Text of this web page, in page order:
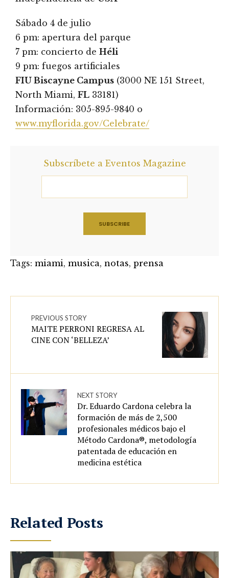
Sábado 4 de julio
6 pm: apertura del parque
7 pm: concierto de Héli
9 pm: fuegos artificiales
FIU Biscayne Campus (3000 NE 151 Street,
North Miami, FL 33181)
Información: 305-895-9840 o
www.myflorida.gov/Celebrate/
Subscríbete a Eventos Magazine
Tags: miami, musica, notas, prensa
PREVIOUS STORY
MAITE PERRONI REGRESA AL
CINE CON ‘BELLEZA’
NEXT STORY
Dr. Eduardo Cardona celebra la
formación de más de 2,500
profesionales médicos bajo el
Método Cardona®, metodología
patentada de educación en
medicina estética
Related Posts